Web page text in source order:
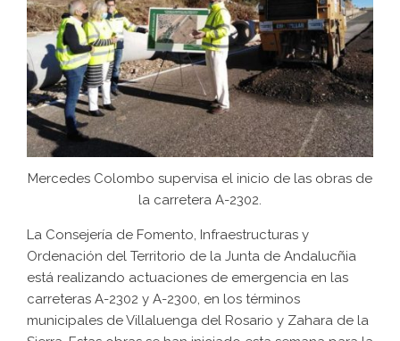
Mercedes Colombo supervisa el inicio de las obras de
la carretera A-2302.
La Consejería de Fomento, Infraestructuras y
Ordenación del Territorio de la Junta de Andalucñia
está realizando actuaciones de emergencia en las
carreteras A-2302 y A-2300, en los términos
municipales de Villaluenga del Rosario y Zahara de la